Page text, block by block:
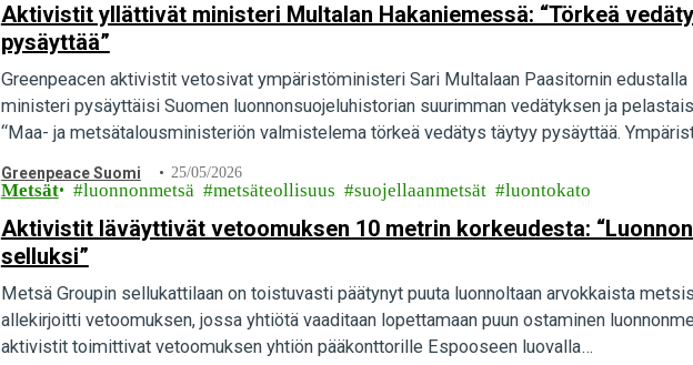
Aktivistit yllättivät ministeri Multalan Hakaniemessä: “Törkeä
pysäyttää”
Greenpeacen aktivistit vetosivat ympäristöministeri Sari Multalaan Paasitornin
ministeri pysäyttäisi Suomen luonnonsuojeluhistorian suurimman vedätyksen ja
“Maa- ja metsätalousministeriön valmistelema törkeä vedätys täytyy pysäyttää.
Greenpeace Suomi 25/05/2026
Metsät luonnonmetsä metsäteollisuus suojellaanmetsät luontokato
Aktivistit läväyttivät vetoomuksen 10 metrin korkeudesta:
selluksi”
Metsä Groupin sellukattilaan on toistuvasti päätynyt puuta luonnoltaan arvokkaista
allekirjoitti vetoomuksen, jossa yhtiötä vaaditaan lopettamaan puun ostaminen
aktivistit toimittivat vetoomuksen yhtiön pääkonttorille Espooseen luovalla…